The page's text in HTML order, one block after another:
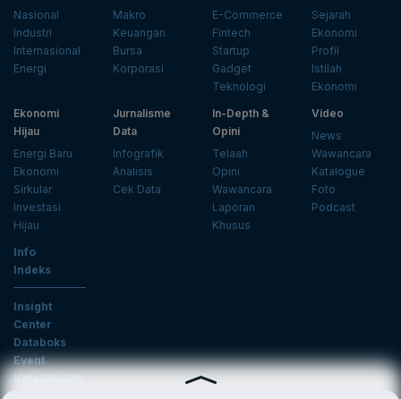
Nasional
Industri
Internasional
Energi
Makro
Keuangan
Bursa
Korporasi
E-Commerce
Fintech
Startup
Gadget
Teknologi
Sejarah
Ekonomi
Profil
Istilah
Ekonomi
Ekonomi
Hijau
Energi Baru
Ekonomi
Sirkular
Investasi
Hijau
Jurnalisme
Data
Infografik
Analisis
Cek Data
In-Depth &
Opini
Telaah
Opini
Wawancara
Laporan
Khusus
Video
News
Wawancara
Katalogue
Foto
Podcast
Info
Indeks
Insight
Center
Databoks
Event
KatadataOto